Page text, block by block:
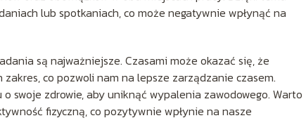
lub spotkaniach, co może negatywnie wpłynąć na
są najważniejsze. Czasami może okazać się, że
co pozwoli nam na lepsze zarządzanie czasem.
swoje zdrowie, aby uniknąć wypalenia zawodowego. Warto
fizyczną, co pozytywnie wpłynie na nasze